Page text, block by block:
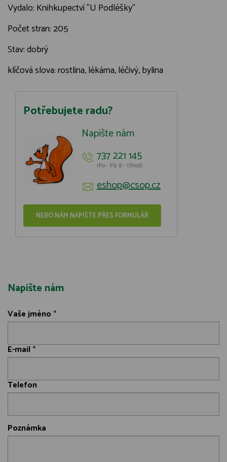
Vydalo: Knihkupectví "U Podléšky"
Počet stran: 205
Stav: dobrý
klíčová slova: rostlina, lékárna, léčivý, bylina
Potřebujete radu?
Napište nám
737 221 145
(Po - Pá: 8 - 17hod)
eshop@csop.cz
NEBO NÁM NAPIŠTE PŘES FORMULÁŘ
Napište nám
Vaše jméno *
E-mail *
Telefon
Poznámka